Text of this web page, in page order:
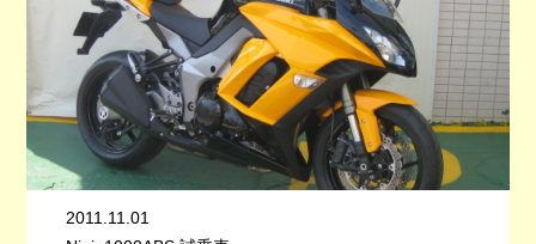
2011.11.01